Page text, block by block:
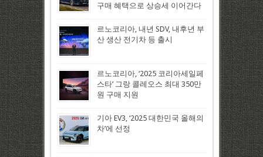
구매 혜택으로 상승세 이어간다
르노코리아, 내년 SDV, 내후년 부
산 생산 전기차 등 출시
르노코리아, ‘2025 코리아세일페
스타’ 그랑 콜레오스 최대 350만
원 구매 지원
기아 EV3, ‘2025 대한민국 올해의
차’에 선정